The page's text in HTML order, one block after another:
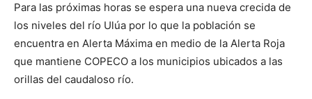
Para las próximas horas se espera una nueva crecida de
los niveles del río Ulúa por lo que la población se
encuentra en Alerta Máxima en medio de la Alerta Roja
que mantiene COPECO a los municipios ubicados a las
orillas del caudaloso río.